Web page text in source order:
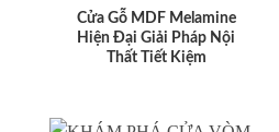
Cửa Gỗ MDF Melamine
Hiện Đại Giải Pháp Nội
Thất Tiết Kiệm